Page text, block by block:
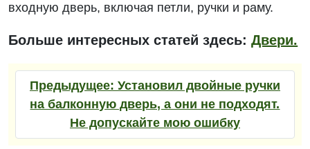
входную дверь, включая петли, ручки и раму.
Больше интересных статей здесь:Двери.
Предыдущее: Установил двойные ручки
на балконную дверь, а они не подходят.
Не допускайте мою ошибку